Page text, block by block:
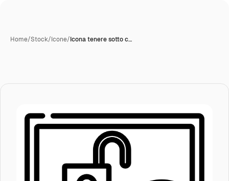
Home/Stock/Icone/Icona tenere sotto c…